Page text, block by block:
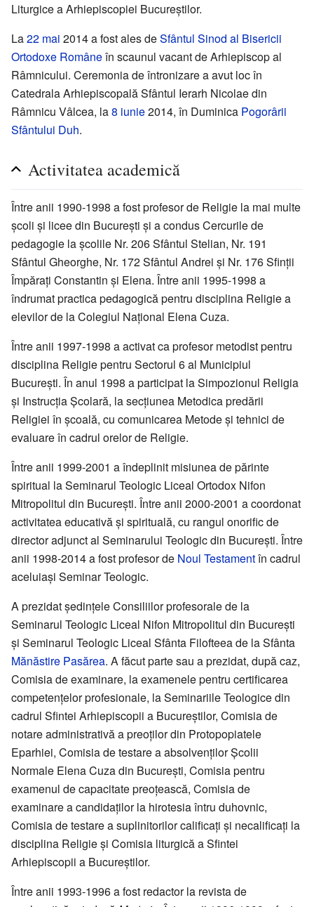
Liturgice a Arhiepiscopiei Bucureștilor.
La22 mai 2014 a fost ales deSfântul Sinod al Bisericii
Ortodoxe Româneîn scaunul vacant de Arhiepiscop al
Râmnicului. Ceremonia de întronizare a avut loc în
Catedrala Arhiepiscopală Sfântul Ierarh Nicolae din
Râmnicu Vâlcea, la8 iunie2014, în Duminica Pogorârii
Sfântului Duh.
Activitatea academică
Între anii 1990-1998 a fost profesor de Religie la mai multe
școli și licee din București și a condus Cercurile de
pedagogie la școlile Nr. 206 Sfântul Stelian, Nr. 191
Sfântul Gheorghe, Nr. 172 Sfântul Andrei și Nr. 176 Sfinții
Împărați Constantin și Elena. Între anii 1995-1998 a
îndrumat practica pedagogică pentru disciplina Religie a
elevilor de la Colegiul Național Elena Cuza.
Între anii 1997-1998 a activat ca profesor metodist pentru
disciplina Religie pentru Sectorul 6 al Municipiul
București. În anul 1998 a participat la Simpozionul Religia
și Instrucția Școlară, la secțiunea Metodica predării
Religiei în școală, cu comunicarea Metode și tehnici de
evaluare în cadrul orelor de Religie.
Între anii 1999-2001 a îndeplinit misiunea de părinte
spiritual la Seminarul Teologic Liceal Ortodox Nifon
Mitropolitul din București. Între anii 2000-2001 a coordonat
activitatea educativă și spirituală, cu rangul onorific de
director adjunct al Seminarului Teologic din București. Între
anii 1998-2014 a fost profesor de Noul Testamentîn cadrul
aceluiași Seminar Teologic.
A prezidat ședințele Consiliilor profesorale de la
Seminarul Teologic Liceal Nifon Mitropolitul din București
și Seminarul Teologic Liceal Sfânta Filofteea de la Sfânta
Mănăstire Pasărea. A făcut parte sau a prezidat, după caz,
Comisia de examinare, la examenele pentru certificarea
competențelor profesionale, la Seminariile Teologice din
cadrul Sfintei Arhiepiscopii a Bucureștilor, Comisia de
notare administrativă a preoților din Protopopiatele
Eparhiei, Comisia de testare a absolvenților Școlii
Normale Elena Cuza din București, Comisia pentru
examenul de capacitate preoțească, Comisia de
examinare a candidaților la hirotesia întru duhovnic,
Comisia de testare a suplinitorilor calificați și necalificați la
disciplina Religie și Comisia liturgică a Sfintei
Arhiepiscopii a Bucureștilor.
Între anii 1993-1996 a fost redactor la revista de